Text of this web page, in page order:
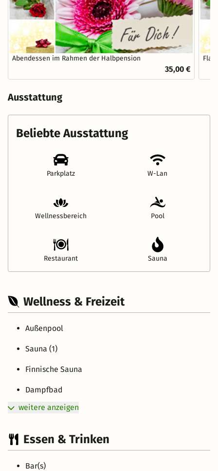
Abendessen im Rahmen der Halbpension
35,00 €
Ausstattung
Beliebte Ausstattung
Parkplatz W-Lan
Wellnessbereich Pool
Restaurant Sauna
Wellness & Freizeit
Außenpool
Sauna (1)
Finnische Sauna
Dampfbad
weitere anzeigen
Essen & Trinken
Bar(s)